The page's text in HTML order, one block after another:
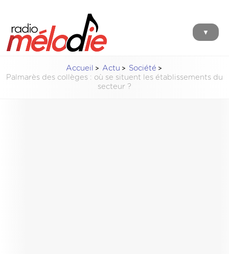
▼
Accueil Actu
Société
Palmarès des collèges : où se situent les établissements du
secteur ?